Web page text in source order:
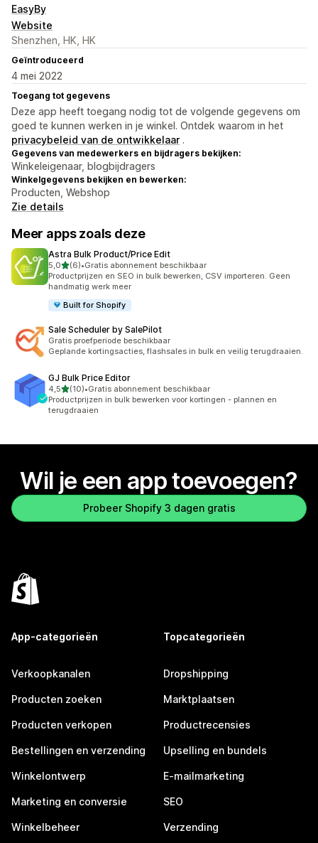
EasyBy
Website
Shenzhen, HK, HK
Geïntroduceerd
4 mei 2022
Toegang tot gegevens
Deze app heeft toegang nodig tot de volgende gegevens om
goed te kunnen werken in je winkel. Ontdek waarom in het
privacybeleid van de ontwikkelaar .
Gegevens van medewerkers en bijdragers bekijken:
Winkeleigenaar, blogbijdragers
Winkelgegevens bekijken en bewerken:
Producten, Webshop
Zie details
Meer apps zoals deze
Astra Bulk Product/Price Edit
5,0van 5 sterren
(6)
6 recensies in totaal
•Gratis abonnement beschikbaar
Productprijzen en SEO in bulk bewerken, CSV importeren. Geen
handmatig werk meer
Built for Shopify
Sale Scheduler by SalePilot
Gratis proefperiode beschikbaar
Geplande kortingsacties, flashsales in bulk en veilig terugdraaien.
GJ Bulk Price Editor
4,5van 5 sterren
(10)
10 recensies in totaal
•Gratis abonnement beschikbaar
Productprijzen in bulk bewerken voor kortingen - plannen en
terugdraaien
Wil je een app toevoegen?
Probeer Shopify 3 dagen gratis
App-categorieën
Verkoopkanalen
Producten zoeken
Producten verkopen
Bestellingen en verzending
Winkelontwerp
Marketing en conversie
Winkelbeheer
Topcategorieën
Dropshipping
Marktplaatsen
Productrecensies
Upselling en bundels
E-mailmarketing
SEO
Verzending